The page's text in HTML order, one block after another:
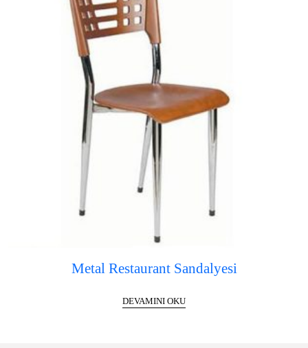
Metal Restaurant Sandalyesi
DEVAMINI OKU